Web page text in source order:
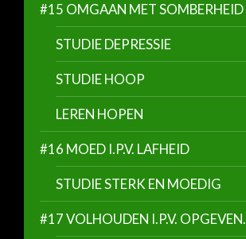
#15 OMGAAN MET SOMBERHEID
STUDIE DEPRESSIE
STUDIE HOOP
LEREN HOPEN
#16 MOED I.P.V. LAFHEID
STUDIE STERK EN MOEDIG
#17 VOLHOUDEN I.P.V. OPGEVEN.